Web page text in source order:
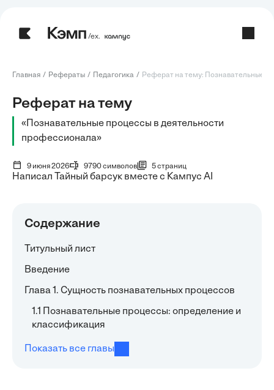
/ех.
Главная Рефераты Педагогика Реферат на тему: Познавательные
Реферат на тему
«Познавательные процессы в деятельности
профессионала»
9 июня 2026 9790 символов 5 страниц
Написал Тайный барсук вместе с Кампус AI
Содержание
Титульный лист
Введение
Глава 1. Сущность познавательных процессов
1.1 Познавательные процессы: определение и
классификация
Показать все главы